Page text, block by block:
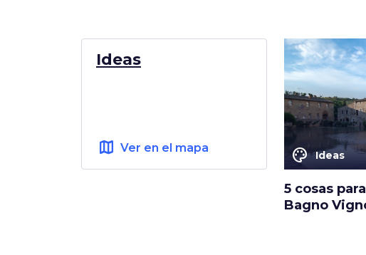
Ideas
map Ver en el mapa color_lens Ideas
5 cosas
Bagno